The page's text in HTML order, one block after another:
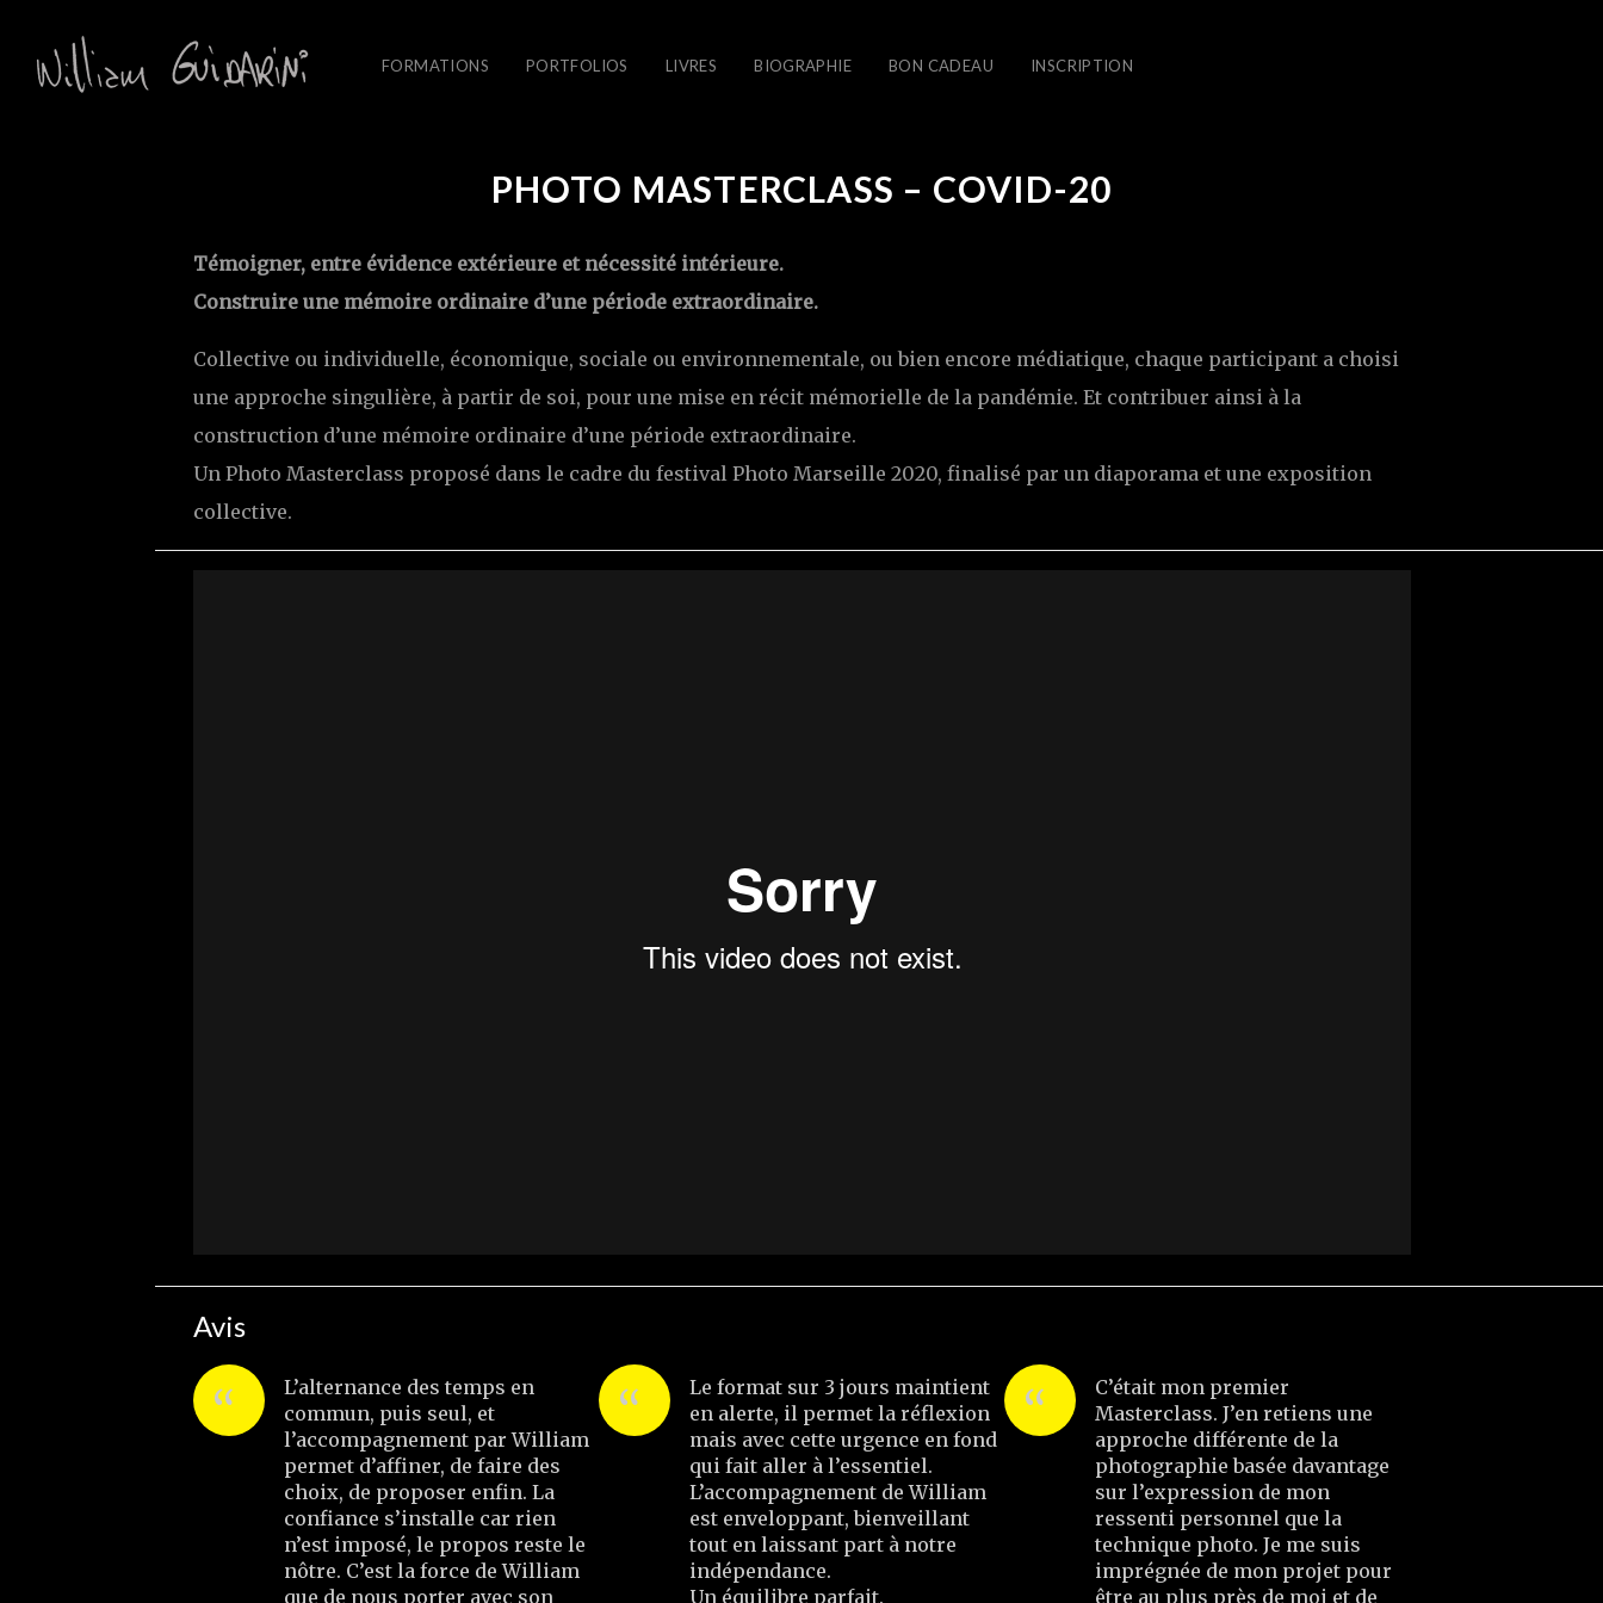
FORMATIONS PORTFOLIOS LIVRES BIOGRAPHIE BON CADEAU INSCRIPTION
PHOTO MASTERCLASS – COVID-20
Témoigner, entre évidence extérieure et nécessité intérieure.
Construire une mémoire ordinaire d’une période extraordinaire.
Collective ou individuelle, économique, sociale ou environnementale, ou bien encore médiatique, chaque participant a choisi
une approche singulière, à partir de soi, pour une mise en récit mémorielle de la pandémie. Et contribuer ainsi à la
construction d’une mémoire ordinaire d’une période extraordinaire.
Un Photo Masterclass proposé dans le cadre du festival Photo Marseille 2020, finalisé par un diaporama et une exposition
collective.
Avis
L’alternance des temps en
commun, puis seul, et
l’accompagnement par William
permet d’affiner, de faire des
choix, de proposer enfin. La
confiance s’installe car rien
n’est imposé, le propos reste le
nôtre. C’est la force de William
que de nous porter avec son
Le format sur 3 jours maintient
en alerte, il permet la réflexion
mais avec cette urgence en fond
qui fait aller à l’essentiel.
L’accompagnement de William
est enveloppant, bienveillant
tout en laissant part à notre
indépendance.
Un équilibre parfait.
C’était mon premier
Masterclass. J’en retiens une
approche différente de la
photographie basée davantage
sur l’expression de mon
ressenti personnel que la
technique photo. Je me suis
imprégnée de mon projet pour
être au plus près de moi et de